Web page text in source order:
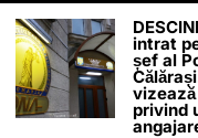
ceea ce
este
Iar dacă
pe care le
drumul
intrat
șef al
privind